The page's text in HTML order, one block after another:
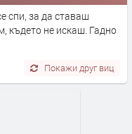
спи, за да ставаш
където не искаш. Гадно
Покажи друг виц